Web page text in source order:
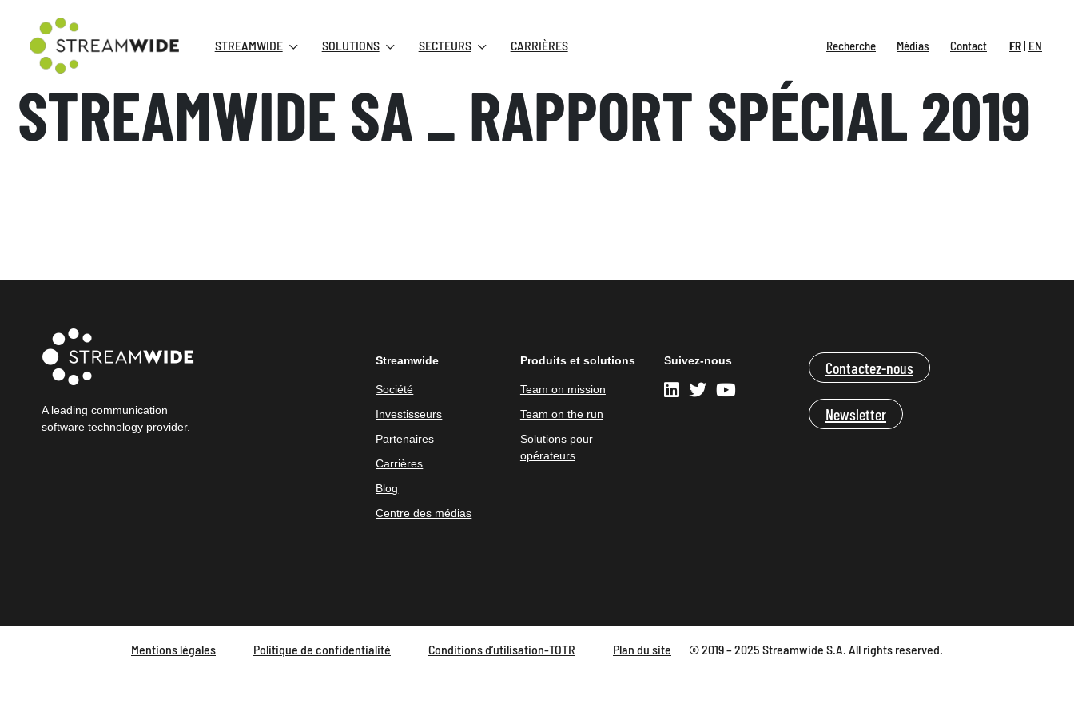
STREAMWIDE SOLUTIONS SECTEURS CARRIÈRES Recherche Médias Contact FR EN
STREAMWIDE SA _ RAPPORT SPÉCIAL 2019
A leading communication
software technology provider.
Streamwide
Société
Investisseurs
Partenaires
Carrières
Blog
Centre des médias
Produits et solutions
Team on mission
Team on the run
Solutions pour
opérateurs
Suivez-nous Contactez-nous
Newsletter
Mentions légales Politique de confidentialité Conditions d’utilisation-TOTR Plan du site © 2019 – 2025 Streamwide S.A. All rights reserved.